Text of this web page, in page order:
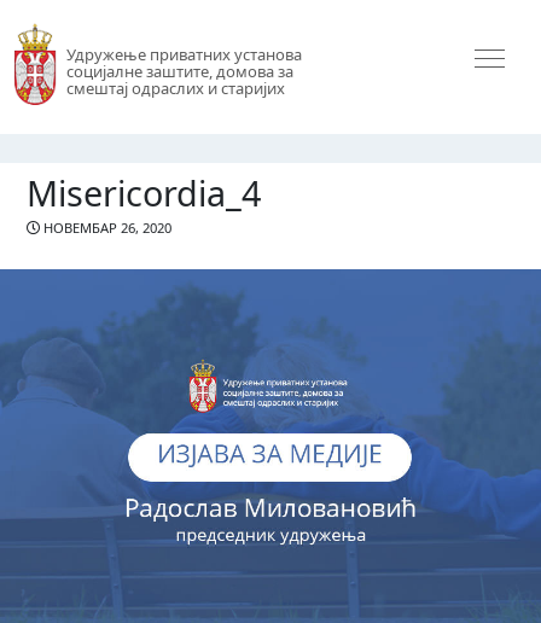
Удружење приватних установа
социјалне заштите, домова за
смештај одраслих и старијих
Misericordia_4
НОВЕМБАР 26, 2020